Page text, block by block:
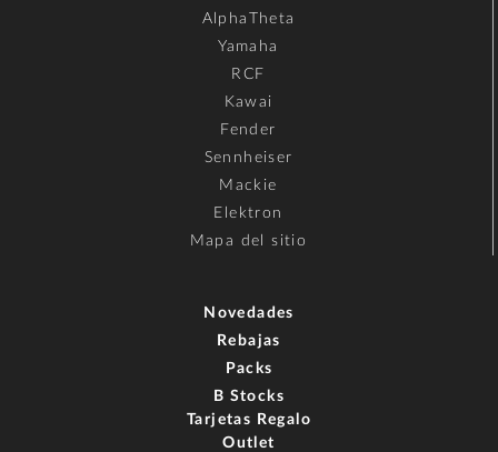
AlphaTheta
Yamaha
RCF
Kawai
Fender
Sennheiser
Mackie
Elektron
Mapa del sitio
Novedades
Rebajas
Packs
B Stocks
Tarjetas Regalo
Outlet